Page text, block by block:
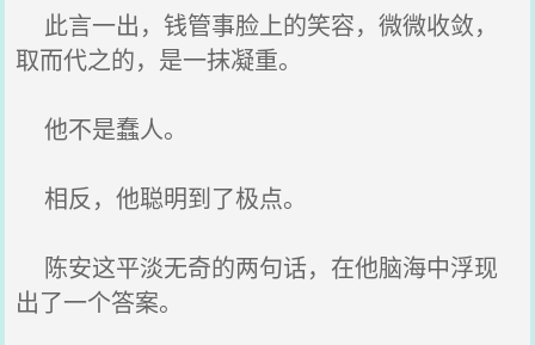
此言一出，钱管事脸上的笑容，微微收敛，
取而代之的，是一抹凝重。
他不是蠢人。
相反，他聪明到了极点。
陈安这平淡无奇的两句话，在他脑海中浮现
出了一个答案。